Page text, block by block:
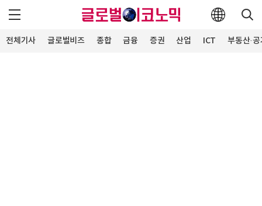
전체기사 글로벌비즈 종합 금융 증권 산업 ICT 부동산·